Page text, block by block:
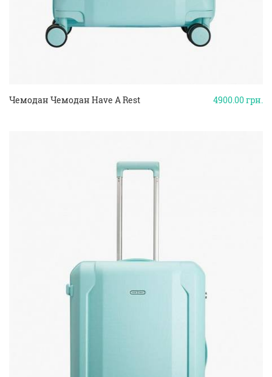
4900.00грн.
Чемодан Чемодан Have A Rest